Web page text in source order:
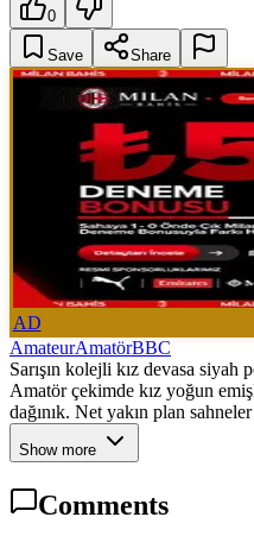
0
Save Share
AD
AmateurAmatörBBC
Sarışın kolejli kız devasa siyah
Amatör çekimde kız yoğun
dağınık. Net yakın plan
Show more
Comments